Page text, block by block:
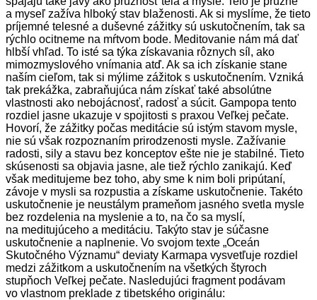
a myseľ zažíva hlboký stav blaženosti. Ak si myslíme, že tieto
príjemné telesné a duševné zážitky sú uskutočnením, tak sa
rýchlo ocitneme na mŕtvom bode. Meditovanie nám má dať
hlbší vhľad. To isté sa týka získavania rôznych síl, ako
mimozmyslového vnímania atď. Ak sa ich získanie stane
naším cieľom, tak si mýlime zážitok s uskutočnením. Vzniká
tak prekážka, zabraňujúca nám získať také absolútne
vlastnosti ako nebojácnosť, radosť a súcit. Gampopa tento
rozdiel jasne ukazuje v spojitosti s praxou Veľkej pečate.
Hovorí, že zážitky počas meditácie sú istým stavom mysle,
nie sú však rozpoznaním prirodzenosti mysle. Zažívanie
radosti, sily a stavu bez konceptov ešte nie je stabilné. Tieto
skúsenosti sa objavia jasne, ale tiež rýchlo zanikajú. Keď
však meditujeme bez toho, aby sme k nim boli pripútaní,
závoje v mysli sa rozpustia a získame uskutočnenie. Takéto
uskutočnenie je neustálym prameňom jasného svetla mysle
bez rozdelenia na myslenie a to, na čo sa myslí,
na meditujúceho a meditáciu. Takýto stav je súčasne
uskutočnenie a naplnenie. Vo svojom texte „Oceán
Skutočného Významu“ deviaty Karmapa vysvetľuje rozdiel
medzi zážitkom a uskutočnením na všetkých štyroch
stupňoch Veľkej pečate. Nasledujúci fragment podávam
vo vlastnom preklade z tibetského originálu: